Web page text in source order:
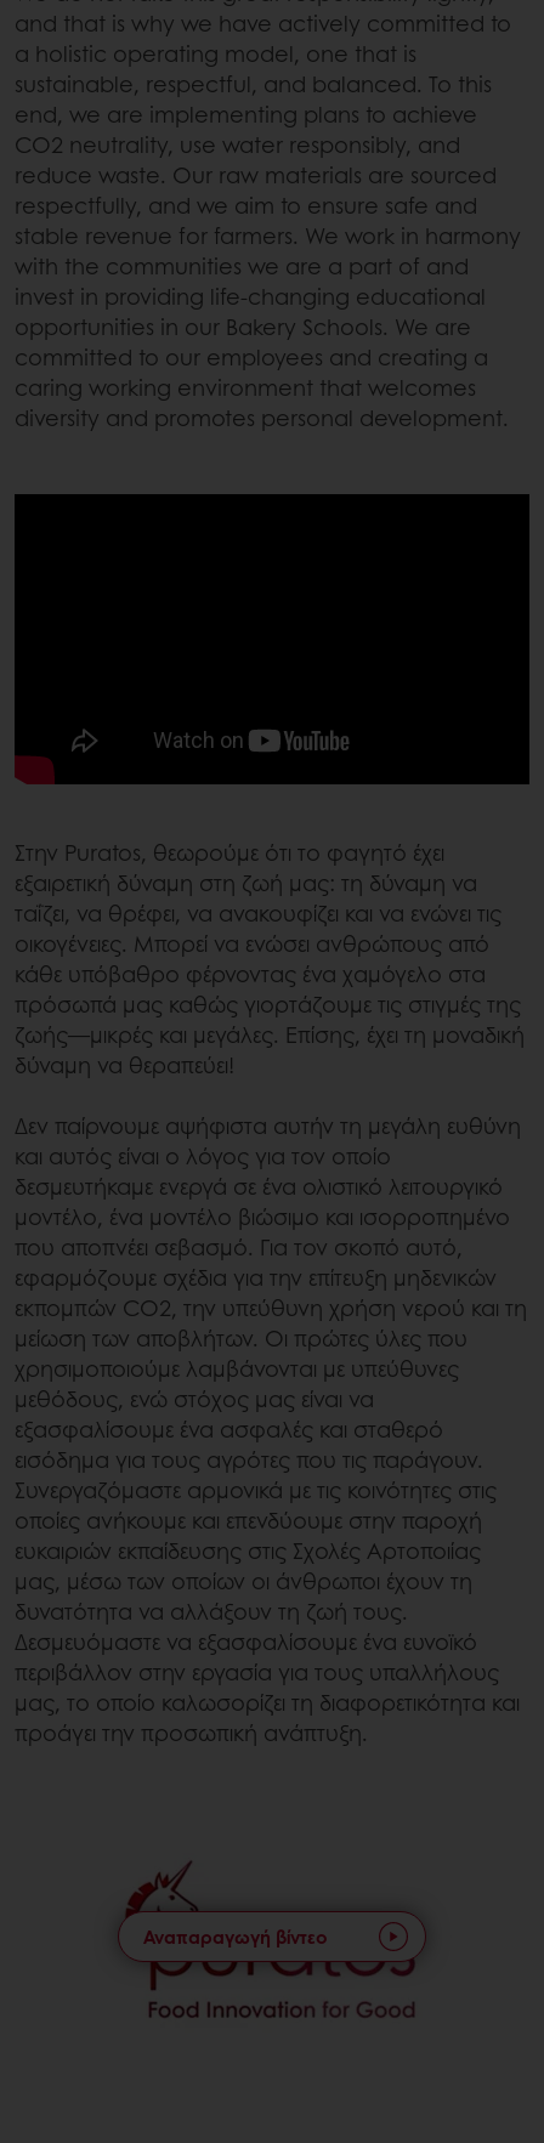
and that is why we have actively committed to
a holistic operating model, one that is
sustainable, respectful, and balanced. To this
end, we are implementing plans to achieve
CO2 neutrality, use water responsibly, and
reduce waste. Our raw materials are sourced
respectfully, and we aim to ensure safe and
stable revenue for farmers. We work in harmony
with the communities we are a part of and
invest in providing life-changing educational
opportunities in our Bakery Schools. We are
committed to our employees and creating a
caring working environment that welcomes
diversity and promotes personal development.
Στην Puratos, θεωρούμε ότι το φαγητό έχει
εξαιρετική δύναμη στη ζωή μας: τη δύναμη να
ταΐζει, να θρέφει, να ανακουφίζει και να ενώνει τις
οικογένειες. Μπορεί να ενώσει ανθρώπους από
κάθε υπόβαθρο φέρνοντας ένα χαμόγελο στα
πρόσωπά μας καθώς γιορτάζουμε τις στιγμές της
ζωής—μικρές και μεγάλες. Επίσης, έχει τη μοναδική
δύναμη να θεραπεύει!
Δεν παίρνουμε αψήφιστα αυτήν τη μεγάλη ευθύνη
και αυτός είναι ο λόγος για τον οποίο
δεσμευτήκαμε ενεργά σε ένα ολιστικό λειτουργικό
μοντέλο, ένα μοντέλο βιώσιμο και ισορροπημένο
που αποπνέει σεβασμό. Για τον σκοπό αυτό,
εφαρμόζουμε σχέδια για την επίτευξη μηδενικών
εκπομπών CO2, την υπεύθυνη χρήση νερού και τη
μείωση των αποβλήτων. Οι πρώτες ύλες που
χρησιμοποιούμε λαμβάνονται με υπεύθυνες
μεθόδους, ενώ στόχος μας είναι να
εξασφαλίσουμε ένα ασφαλές και σταθερό
εισόδημα για τους αγρότες που τις παράγουν.
Συνεργαζόμαστε αρμονικά με τις κοινότητες στις
οποίες ανήκουμε και επενδύουμε στην παροχή
ευκαιριών εκπαίδευσης στις Σχολές Αρτοποιίας
μας, μέσω των οποίων οι άνθρωποι έχουν τη
δυνατότητα να αλλάξουν τη ζωή τους.
Δεσμευόμαστε να εξασφαλίσουμε ένα ευνοϊκό
περιβάλλον στην εργασία για τους υπαλλήλους
μας, το οποίο καλωσορίζει τη διαφορετικότητα και
προάγει την προσωπική ανάπτυξη.
Αναπαραγωγή βίντεο